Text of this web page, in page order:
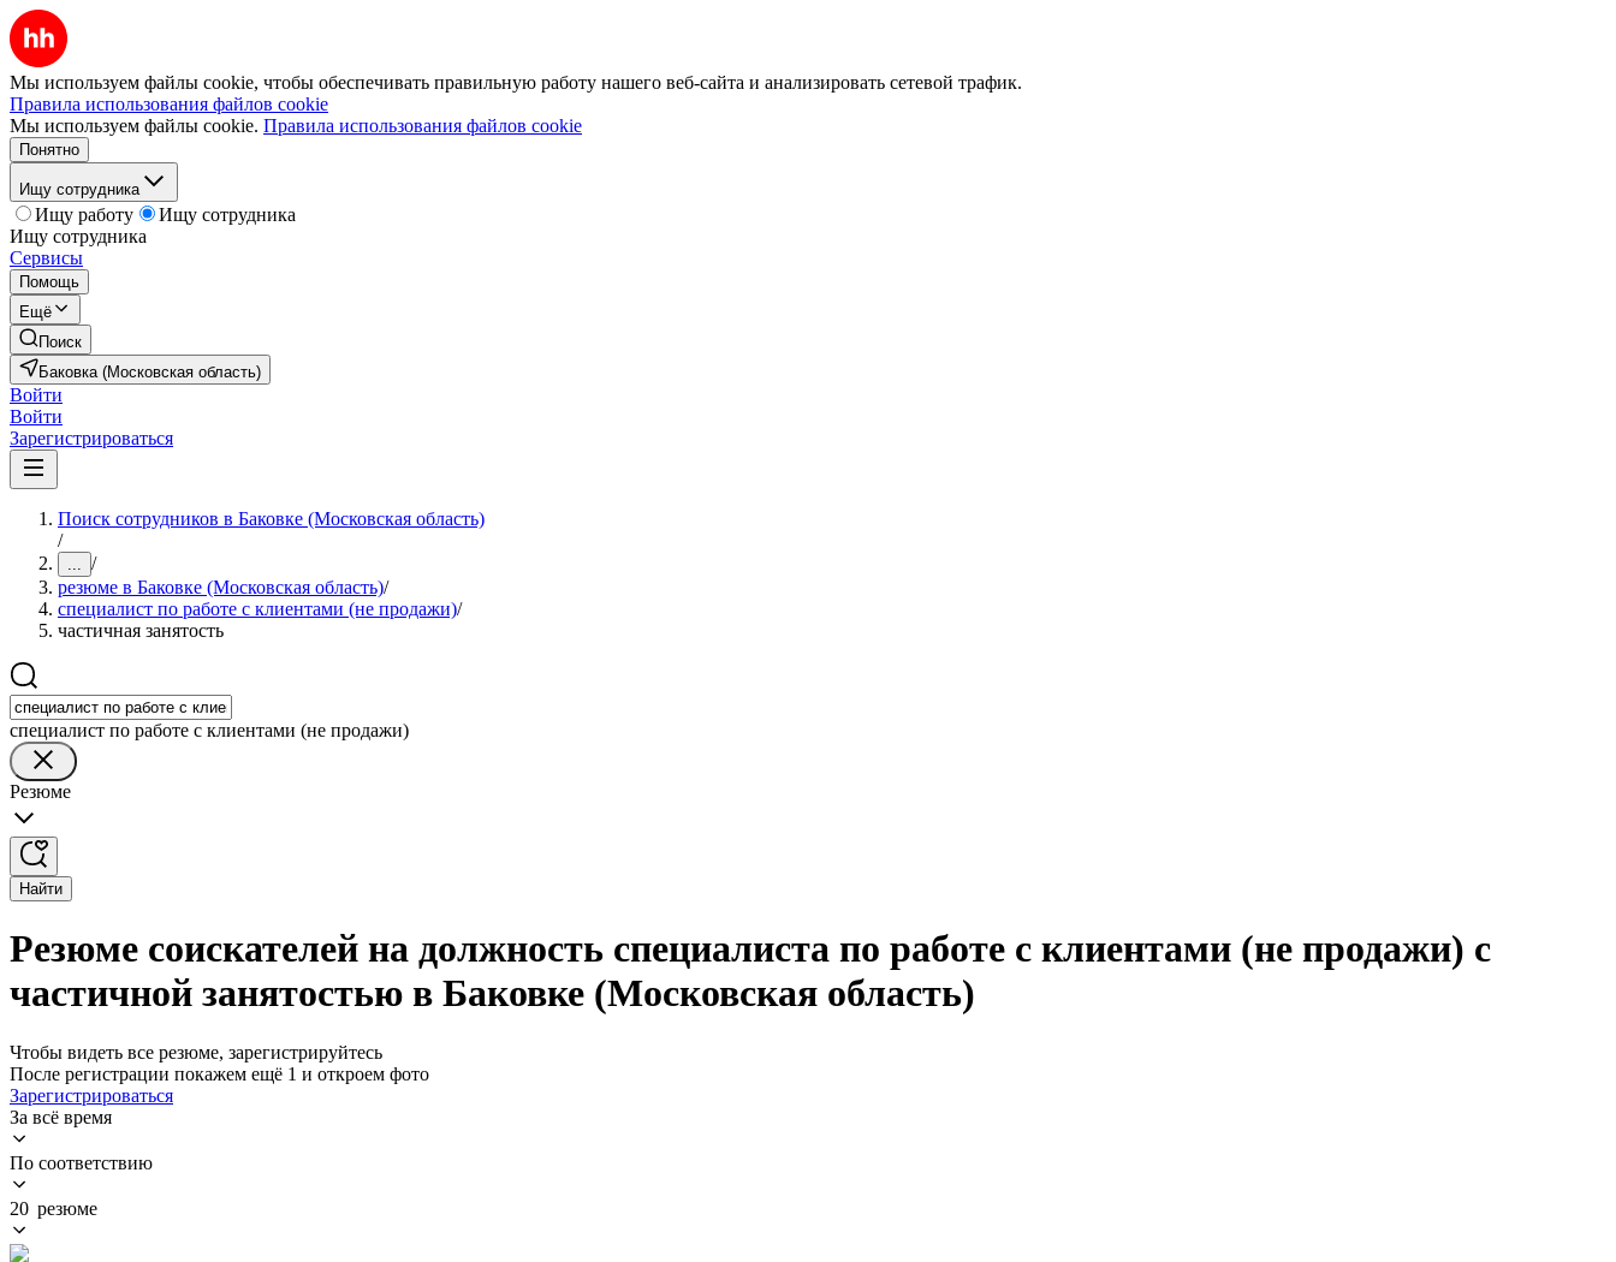
Мы используем файлы cookie, чтобы обеспечивать правильную работу нашего веб-сайта и анализировать сетевой трафик.
Правила использования файлов cookie
Мы используем файлы cookie. Правила использования файлов cookie
Понятно
Ищу сотрудника
Ищу работу
Ищу сотрудника
Ищу сотрудника
Сервисы
Помощь
Ещё
Поиск
Баковка (Московская область)
Войти
Войти
Зарегистрироваться
Поиск сотрудников в Баковке (Московская область)
/
... /
резюме в Баковке (Московская область)/
специалист по работе с клиентами (не продажи)/
частичная занятость
специалист по работе с клиентами (не продажи)
Резюме
Найти
Резюме соискателей на должность специалиста по работе с клиентами (не продажи) с
частичной занятостью в Баковке (Московская область)
Чтобы видеть все резюме, зарегистрируйтесь
После регистрации покажем ещё 1 и откроем фото
Зарегистрироваться
За всё время
По соответствию
20 резюме